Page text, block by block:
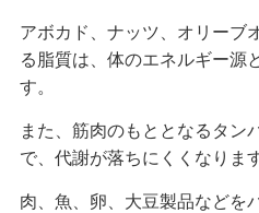
アボカド、ナッツ、オリーブ
る脂質は、体のエネルギー源
す。
また、筋肉のもととなるタン
で、代謝が落ちにくくなります
肉、魚、卵、大豆製品などを